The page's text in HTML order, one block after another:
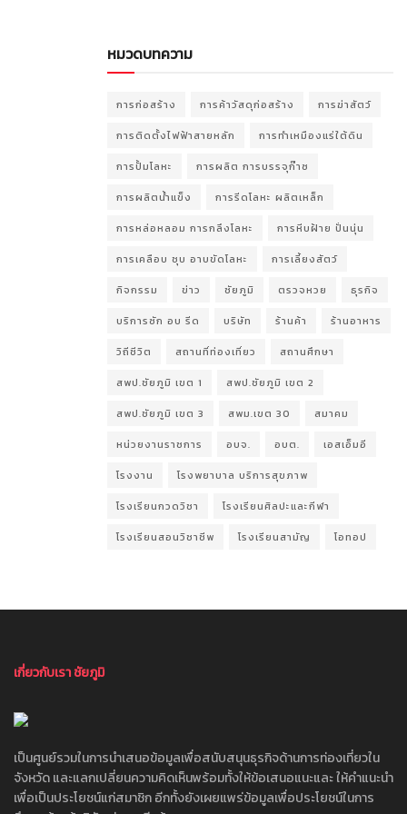
หมวดบทความ
การก่อสร้าง การค้าวัสดุก่อสร้าง การฆ่าสัตว์
การติดตั้งไฟฟ้าสายหลัก การทำเหมืองแร่ใต้ดิน
การปั้มโลหะ การผลิต การบรรจุก๊าซ
การผลิตน้ำแข็ง การรีดโลหะ ผลิตเหล็ก
การหล่อหลอม การกลึงโลหะ การหีบฝ้าย ปั่นนุ่น
การเคลือบ ชุบ อาบขัดโลหะ การเลี้ยงสัตว์
กิจกรรม ข่าว ชัยภูมิ ตรวจหวย ธุรกิจ
บริการซัก อบ รีด บริษัท ร้านค้า ร้านอาหาร
วิถีชีวิต สถานที่ท่องเที่ยว สถานศึกษา
สพป.ชัยภูมิ เขต 1 สพป.ชัยภูมิ เขต 2
สพป.ชัยภูมิ เขต 3 สพม.เขต 30 สมาคม
หน่วยงานราชการ อบจ. อบต. เอสเอ็มอี
โรงงาน โรงพยาบาล บริการสุขภาพ
โรงเรียนกวดวิชา โรงเรียนศิลปะและกีฬา
โรงเรียนสอนวิชาชีพ โรงเรียนสามัญ โอทอป
เกี่ยวกับเรา ชัยภูมิ
เป็นศูนย์รวมในการนำเสนอข้อมูลเพื่อสนับสนุนธุรกิจด้านการท่องเที่ยวใน
จังหวัด และแลกเปลี่ยนความคิดเห็นพร้อมทั้งให้ข้อเสนอแนะและ ให้คำแนะนำ
เพื่อเป็นประโยชน์แก่สมาชิก อีกทั้งยังเผยแพร่ข้อมูลเพื่อประโยชน์ในการ